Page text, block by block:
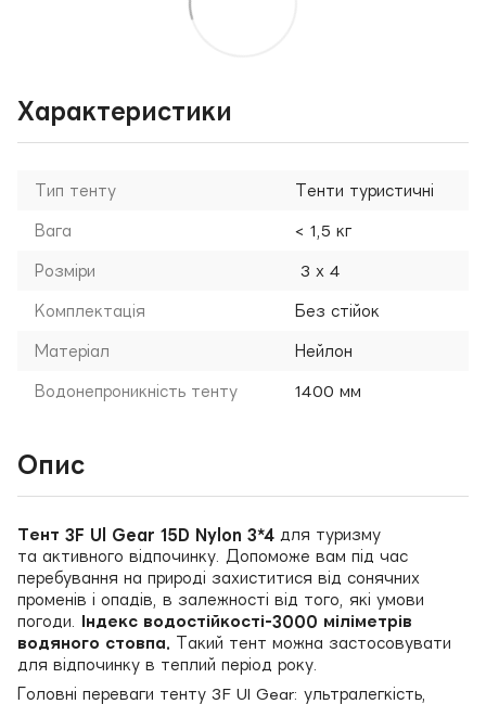
Характеристики
Тип тенту Тенти туристичні
Вага < 1,5 кг
Розміри 3 х 4
Комплектація Без стійок
Матеріал Нейлон
Водонепроникність тенту 1400 мм
Опис
Тент 3F Ul Gear 15D Nylon 3*4 для туризму
та активного відпочинку. Допоможе вам під час
перебування на природі захиститися від сонячних
променів і опадів, в залежності від того, які умови
погоди.
Індекс водостійкості-3000 міліметрів
водяного стовпа. Такий тент можна застосовувати
для відпочинку в теплий період року.
Головні переваги тенту 3F Ul Gear: ультралегкість,